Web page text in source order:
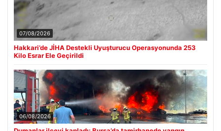
07/08/2026
Hakkari’de JİHA Destekli Uyuşturucu Operasyonunda 253
Kilo Esrar Ele Geçirildi
06/08/2026